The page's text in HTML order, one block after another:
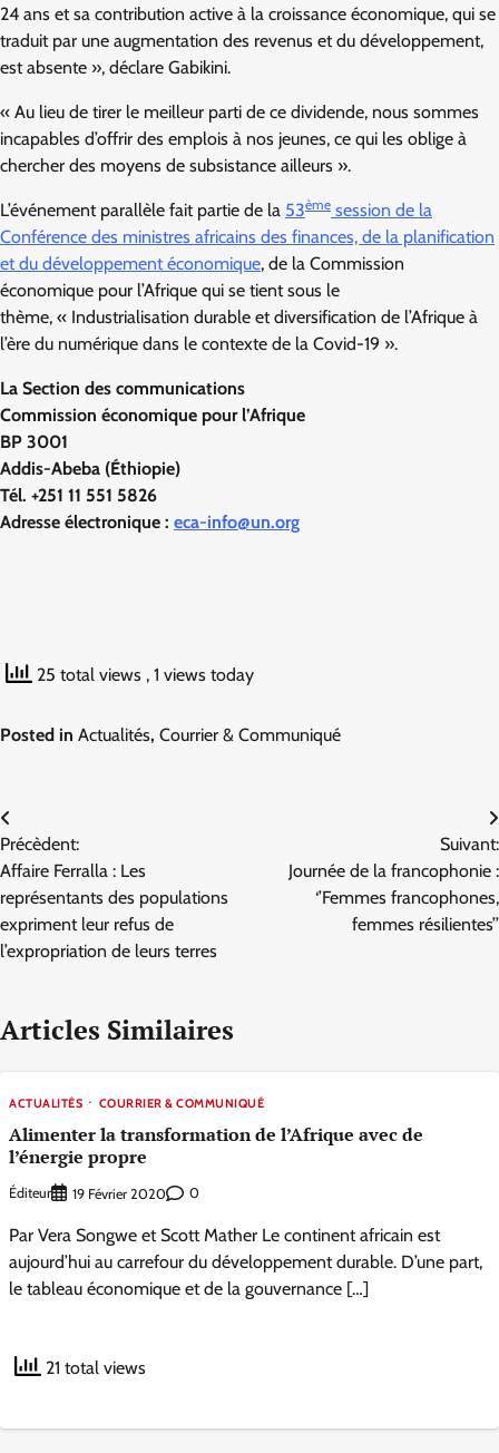
24 ans et sa contribution active à la croissance économique, qui se
traduit par une augmentation des revenus et du développement,
est absente », déclare Gabikini.
« Au lieu de tirer le meilleur parti de ce dividende, nous sommes
incapables d’offrir des emplois à nos jeunes, ce qui les oblige à
chercher des moyens de subsistance ailleurs ».
L’événement parallèle fait partie de la 53ème session de la
Conférence des ministres africains des finances, de la planification
et du développement économique, de la Commission
économique pour l’Afrique qui se tient sous le
thème, « Industrialisation durable et diversification de l’Afrique à
l’ère du numérique dans le contexte de la Covid-19 ».
La Section des communications
Commission économique pour l’Afrique
BP 3001
Addis-Abeba (Éthiopie)
Tél. +251 11 551 5826
Adresse électronique : eca-info@un.org
25 total views , 1 views today
Posted in Actualités, Courrier & Communiqué
Navigation
de
l’article
Précèdent:
Affaire Ferralla : Les
représentants des populations
expriment leur refus de
l’expropriation de leurs terres
Suivant:
Journée de la francophonie :
‘’Femmes francophones,
femmes résilientes’’
Articles Similaires
ACTUALITÉS COURRIER & COMMUNIQUÉ
Alimenter la transformation de l’Afrique avec de
l’énergie propre
Éditeur 19 Février 2020 0
Par Vera Songwe et Scott Mather Le continent africain est
aujourd’hui au carrefour du développement durable. D’une part,
le tableau économique et de la gouvernance […]
21 total views